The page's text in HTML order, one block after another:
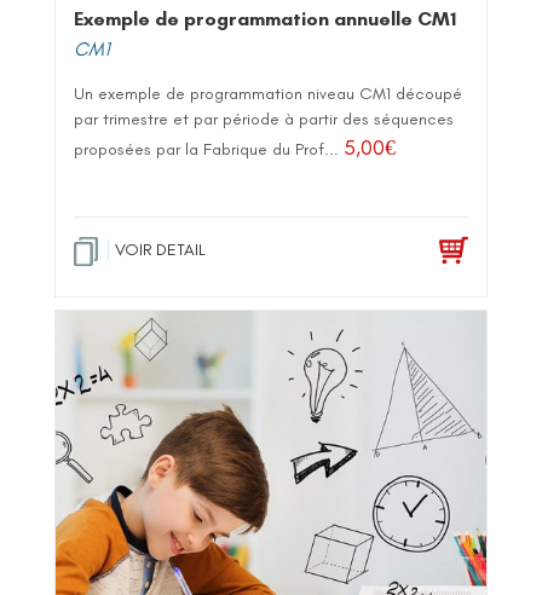
Exemple de programmation annuelle CM1
CM1
Un exemple de programmation niveau CM1 découpé
par trimestre et par période à partir des séquences
proposées par la Fabrique du Prof... 5,00€
VOIR DETAIL